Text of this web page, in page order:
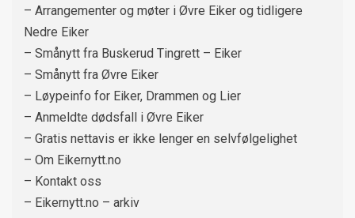
– Arrangementer og møter i Øvre Eiker og tidligere
Nedre Eiker
– Smånytt fra Buskerud Tingrett – Eiker
– Smånytt fra Øvre Eiker
– Løypeinfo for Eiker, Drammen og Lier
– Anmeldte dødsfall i Øvre Eiker
– Gratis nettavis er ikke lenger en selvfølgelighet
– Om Eikernytt.no
– Kontakt oss
– Eikernytt.no – arkiv